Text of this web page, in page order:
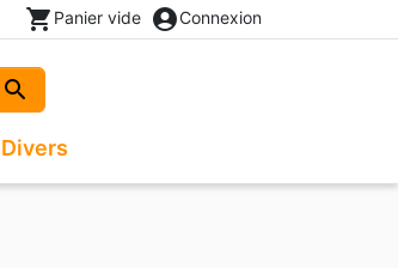
shopping_cart Panier vide account_circleConnexion
search
Rechercher
Divers